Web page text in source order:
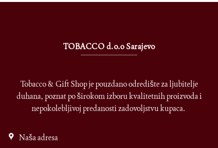
TOBACCO d.o.o Sarajevo
Tobacco & Gift Shop je pouzdano odredište za ljubitelje
duhana, poznat po širokom izboru kvalitetnih proizvoda i
nepokolebljivoj predanosti zadovoljstvu kupaca.
Naša adresa